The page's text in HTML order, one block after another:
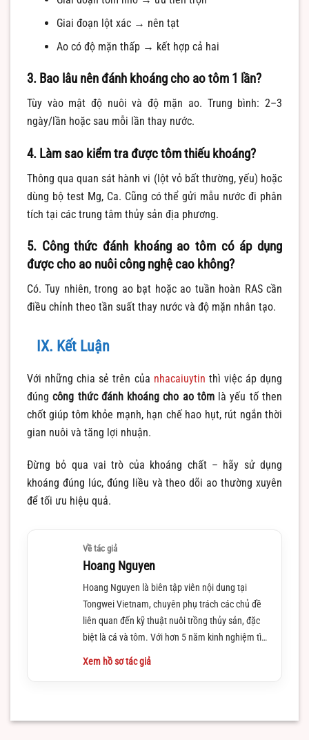
Giai đoạn lột xác → nên tạt
Ao có độ mặn thấp → kết hợp cả hai
3. Bao lâu nên đánh khoáng cho ao tôm 1 lần?
Tùy vào mật độ nuôi và độ mặn ao. Trung bình: 2–3
ngày/lần hoặc sau mỗi lần thay nước.
4. Làm sao kiểm tra được tôm thiếu khoáng?
Thông qua quan sát hành vi (lột vỏ bất thường, yếu) hoặc
dùng bộ test Mg, Ca. Cũng có thể gửi mẫu nước đi phân
tích tại các trung tâm thủy sản địa phương.
5. Công thức đánh khoáng ao tôm có áp dụng
được cho ao nuôi công nghệ cao không?
Có. Tuy nhiên, trong ao bạt hoặc ao tuần hoàn RAS cần
điều chỉnh theo tần suất thay nước và độ mặn nhân tạo.
IX. Kết Luận
Với những chia sẻ trên của nhacaiuytin thì việc áp dụng
đúngcông thức đánh khoáng cho ao tômlà yếu tố then
chốt giúp tôm khỏe mạnh, hạn chế hao hụt, rút ngắn thời
gian nuôi và tăng lợi nhuận.
Đừng bỏ qua vai trò của khoáng chất – hãy sử dụng
khoáng đúng lúc, đúng liều và theo dõi ao thường xuyên
để tối ưu hiệu quả.
Về tác giả
Hoang Nguyen
Hoang Nguyen là biên tập viên nội dung tại
Tongwei Vietnam, chuyên phụ trách các chủ đề
liên quan đến kỹ thuật nuôi trồng thủy sản, đặc
biệt là cá và tôm. Với hơn 5 năm kinh nghiệm tìm
hiểu và làm việc trong lĩnh vực này
Xem hồ sơ tác giả